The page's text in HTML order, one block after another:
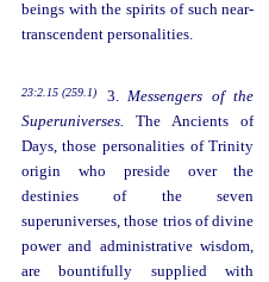
beings with the spirits of such near-
transcendent personalities.
23:2.15 (259.1) 3.Messengers of the
Superuniverses. The Ancients of
Days, those personalities of Trinity
origin who preside over the
destinies of the seven
superuniverses, those trios of divine
power and administrative wisdom,
are bountifully supplied with